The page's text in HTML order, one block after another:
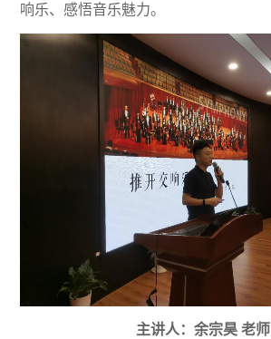
响乐、感悟音乐魅力。
主讲人：余宗昊 老师